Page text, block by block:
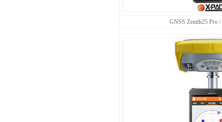
GNSS Zenith25 Pro